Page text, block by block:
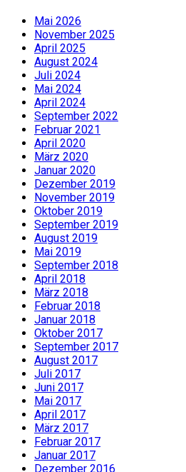
Mai 2026
November 2025
April 2025
August 2024
Juli 2024
Mai 2024
April 2024
September 2022
Februar 2021
April 2020
März 2020
Januar 2020
Dezember 2019
November 2019
Oktober 2019
September 2019
August 2019
Mai 2019
September 2018
April 2018
März 2018
Februar 2018
Januar 2018
Oktober 2017
September 2017
August 2017
Juli 2017
Juni 2017
Mai 2017
April 2017
März 2017
Februar 2017
Januar 2017
Dezember 2016